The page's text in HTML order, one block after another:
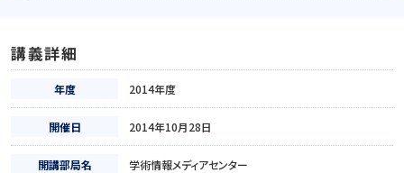
講義詳細
年度 2014年度
開催日 2014年10月28日
開講部局名 学術情報メディアセンター